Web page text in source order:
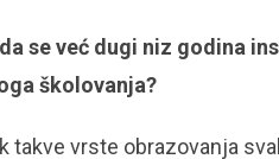
se već dugi niz godina
školovanja?
takve vrste obrazovanja